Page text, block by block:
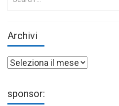
Archivi
Archivi
sponsor: